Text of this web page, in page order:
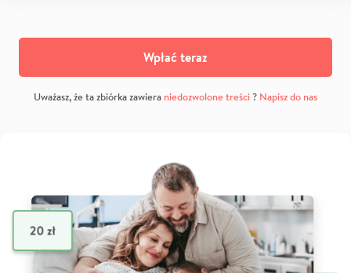
Wpłać teraz
Uważasz, że ta zbiórka zawiera niedozwolone treści? Napisz do nas